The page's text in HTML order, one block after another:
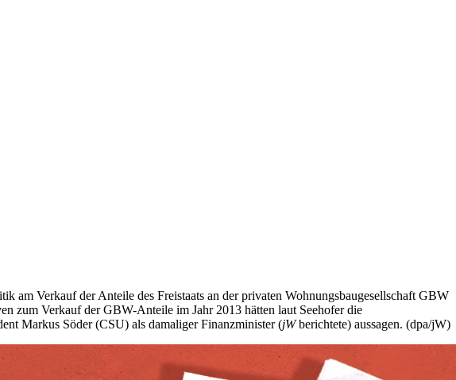
am Verkauf der Anteile des Freistaats an der privaten Wohnungsbaugesellschaft GBW
zum Verkauf der GBW-Anteile im Jahr 2013 hätten laut Seehofer die
Markus Söder (CSU) als damaliger Finanzminister (jWberichtete) aussagen. (dpa/jW)